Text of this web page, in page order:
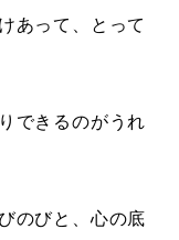
あって、とって
できるのがうれ
のびと、心の底